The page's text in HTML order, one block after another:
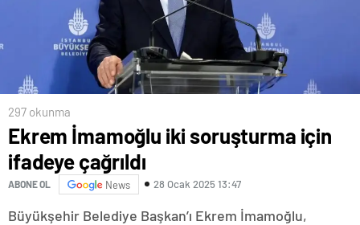
297 okunma
Ekrem İmamoğlu iki soruşturma için
ifadeye çağrıldı
ABONE OL News 28 Ocak 2025 13:47
Büyükşehir Belediye Başkan’ı Ekrem İmamoğlu,